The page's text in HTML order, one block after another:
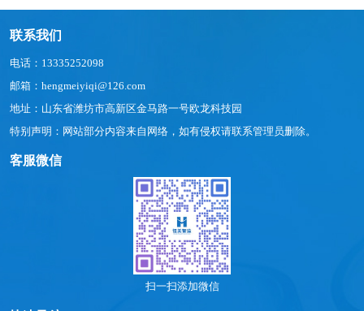
联系我们
电话：13335252098
邮箱：hengmeiyiqi@126.com
地址：山东省潍坊市高新区金马路一号欧龙科技园
特别声明：网站部分内容来自网络，如有侵权请联系管理员删除。
客服微信
扫一扫添加微信